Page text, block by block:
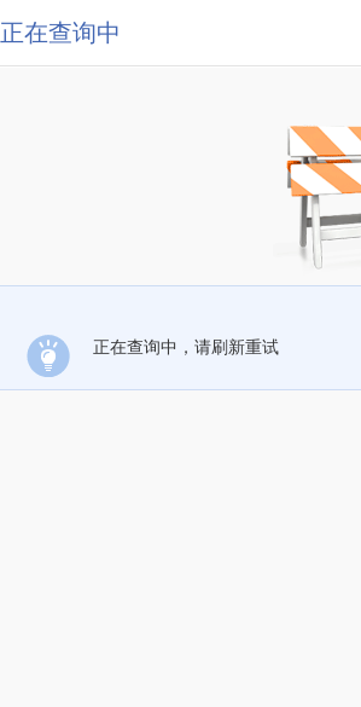
正在查询中
正在查询中，请刷新重试